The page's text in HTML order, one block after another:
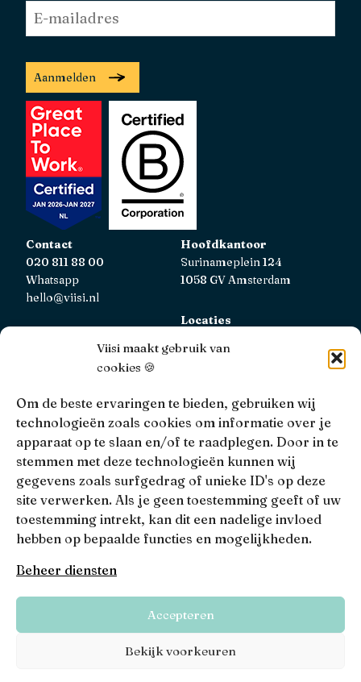
Viisi maakt gebruik van
cookies 🍪
Om de beste ervaringen te bieden, gebruiken wij
technologieën zoals cookies om informatie over je
apparaat op te slaan en/of te raadplegen. Door in te
stemmen met deze technologieën kunnen wij
gegevens zoals surfgedrag of unieke ID's op deze
site verwerken. Als je geen toestemming geeft of uw
toestemming intrekt, kan dit een nadelige invloed
hebben op bepaalde functies en mogelijkheden.
Beheer diensten
Accepteren
Bekijk voorkeuren
E-
mailadres *
Aanmelden
Contact
020 811 88 00
Whatsapp
hello@viisi.nl
Hoofdkantoor
Surinameplein 124
1058 GV Amsterdam
Locaties
Viisi Hypotheken is geregistreerd bij de AFM.
Registratienummer: 12039833
KiFiD
Niet tevreden over onze interne klachtbehandeling, dan
kun je terecht bijKiFiD.
• 4.9 •
Viisi © 2026
Algemene voorwaarden
Privacy, disclaimers en voorwaarden